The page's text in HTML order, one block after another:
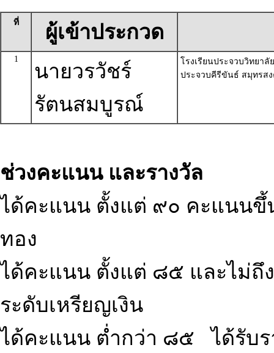
ที่ ผู้เข้าประกวด
1
นายวรวัชร์
รัตนสมบูรณ์
โรงเรียนประจวบวิทยาลั
ประจวบคีรีขันธ์ สมุทรส
ช่วงคะแนน และรางวัล
ได้คะแนน ตั้งแต่ ๙๐ คะแนนขึ้
ทอง
ได้คะแนน ตั้งแต่ ๘๕ และไม่ถึ
ระดับเหรียญเงิน
ได้คะแนน ต่ำกว่า ๘๕ ได้รับร